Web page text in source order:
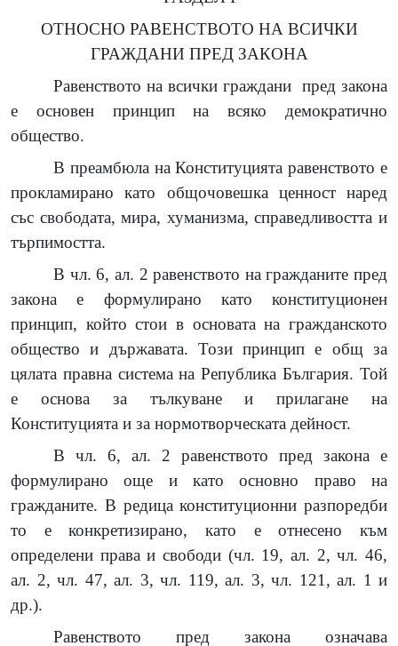
ОТНОСНО РАВЕНСТВОТО НА ВСИЧКИ
ГРАЖДАНИ ПРЕД ЗАКОНА
Равенството на всички граждани пред закона
е основен принцип на всяко демократично
общество.
В преамбюла на Конституцията равенството е
прокламирано като общочовешка ценност наред
със свободата, мира, хуманизма, справедливостта и
търпимостта.
В чл. 6, ал. 2 равенството на гражданите пред
закона е формулирано като конституционен
принцип, който стои в основата на гражданското
общество и държавата. Този принцип е общ за
цялата правна система на Република България. Той
е основа за тълкуване и прилагане на
Конституцията и за нормотворческата дейност.
В чл. 6, ал. 2 равенството пред закона е
формулирано още и като основно право на
гражданите. В редица конституционни разпоредби
то е конкретизирано, като е отнесено към
определени права и свободи (чл. 19, ал. 2, чл. 46,
ал. 2, чл. 47, ал. 3, чл. 119, ал. 3, чл. 121, ал. 1 и
др.).
Равенството пред закона означава